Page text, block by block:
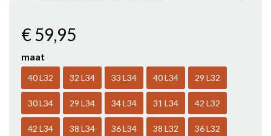
€ 59,95
maat
40 L32 32 L34 33 L34 40 L34 29 L32
30 L34 29 L34 34 L34 31 L34 42 L32
42 L34 38 L34 36 L34 38 L32 36 L32